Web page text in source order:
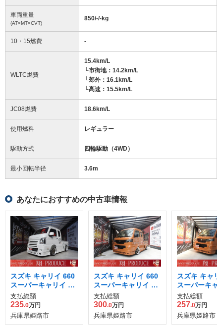
車両重量
(AT×MT×CVT)
850/-/-kg
10・15燃費 -
WLTC燃費
15.4km/L
└市街地：14.2km/L
└郊外：16.1km/L
└高速：15.5km/L
JC08燃費 18.6km/L
使用燃料 レギュラー
駆動方式 四輪駆動（4WD）
最小回転半径 3.6m
あなたにおすすめの中古車情報
スズキ キャリイ 660
スーパーキャリイ X
3方開
支払総額
235.0万円
兵庫県姫路市
スズキ キャリイ 660
スーパーキャリイ X
3方開
支払総額
300.0万円
兵庫県姫路市
スズキ キャ
スーパーキャ
3方開 4WD
支払総額
257.0万円
兵庫県姫路市